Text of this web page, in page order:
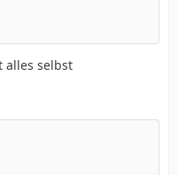
alles selbst